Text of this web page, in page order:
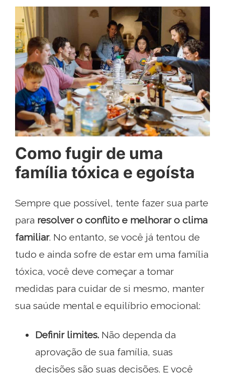
Como fugir de uma
família tóxica e egoísta
Sempre que possível, tente fazer sua parte
para resolver o conflito e melhorar o clima
familiar. No entanto, se você já tentou de
tudo e ainda sofre de estar em uma família
tóxica, você deve começar a tomar
medidas para cuidar de si mesmo, manter
sua saúde mental e equilíbrio emocional:
Definir limites. Não dependa da
aprovação de sua família, suas
decisões são suas decisões. E você